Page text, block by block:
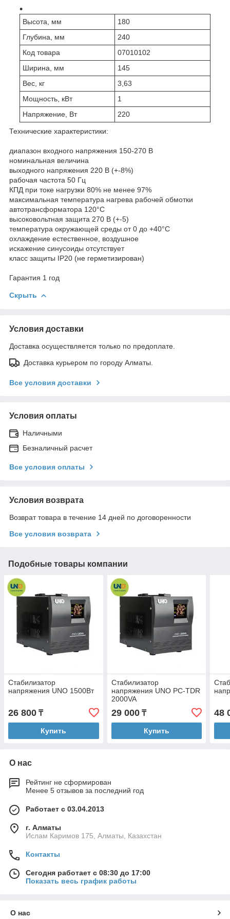
Высота, мм
180
Глубина, мм
240
Код товара
07010102
Ширина, мм
145
Вес, кг
3,63
Мощность, кВт
1
Напряжение, Вт
220
Технические характеристики:
диапазон входного напряжения 150-270 В
номинальная величина
выходного напряжения 220 В (+-8%)
рабочая частота 50 Гц
КПД при токе нагрузки 80% не менее 97%
максимальная температура нагрева рабочей обмотки
автотрансформатора 120°С
высоковольтная защита 270 В (+-5)
температура окружающей среды от 0 до +40°С
охлаждение естественное, воздушное
искажение синусоиды отсутствует
класс защиты IP20 (не герметизирован)
Гарантия 1 год
Скрыть
Условия доставки
Доставка осуществляется только по предоплате.
Доставка курьером по городу Алматы.
Все условия доставки
Условия оплаты
Наличными
Безналичный расчет
Все условия оплаты
Условия возврата
Возврат товара в течение 14 дней по договоренности
Все условия возврата
Подобные товары компании
Стабилизатор
напряжения UNO 1500Вт
26 800 ₸
Купить
Стабилизатор
напряжения UNO PC-TDR
2000VA
29 000₸
Купить
48
О нас
Рейтинг не сформирован
Менее 5 отзывов за последний год
Работает с 03.04.2013
г. Алматы
Ислам Каримов 175, Алматы, Казахстан
Контакты
Сегодня работает с 08:30 до 17:00
Показать весь график работы
О нас